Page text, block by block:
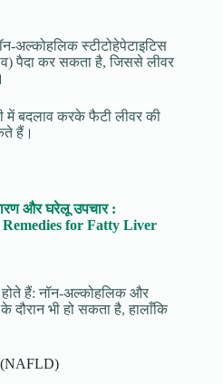
अल्कोहलिक स्टीटोहेपेटाइटिस
पैदा कर सकता है, जिससे लीवर
बदलाव करके फैटी लीवर की
हैं।
और घरेलू उपचार :
Remedies for Fatty Liver
होते हैं: नॉन-अल्कोहलिक और
दौरान भी हो सकता है, हालाँकि
(NAFLD)